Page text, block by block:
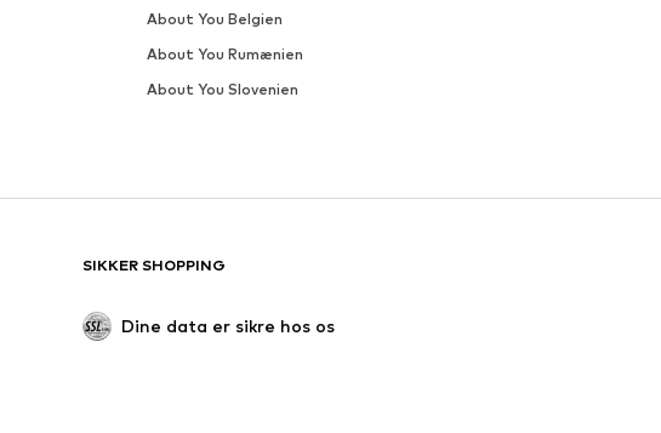
SIKKER SHOPPING
Dine data er sikre hos os
About You Belgien
About You Rumænien
About You Slovenien